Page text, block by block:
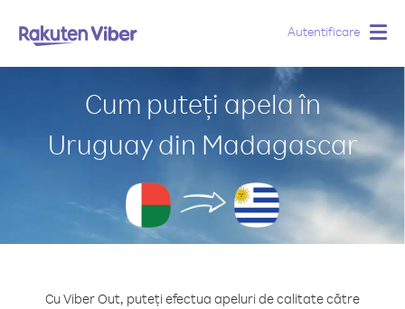
Autentificare
Cum puteți apela în
Uruguay din Madagascar
Cu Viber Out, puteți efectua apeluri de calitate către